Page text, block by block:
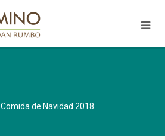
Comida de Navidad 2018